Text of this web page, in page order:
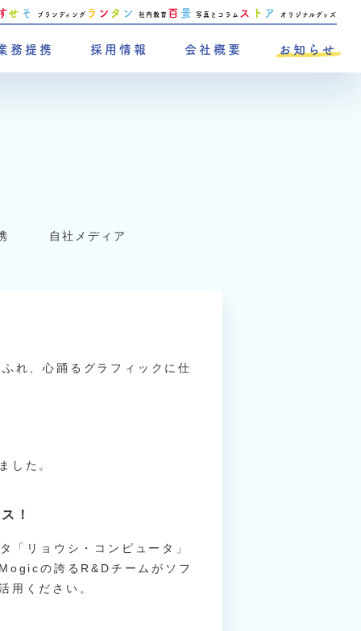
務提携 採用情報 会社概要 お知らせ
せ そ ブランディング ラ ン タ ン 社内教育 百 景 写真とコラム ス ト ア オリジナルグッズ
自社メディア
れ、心踊るグラフィックに仕
した。
！
「リョウシ・コンピュータ」
の誇るR&Dチームがソフ
用ください。